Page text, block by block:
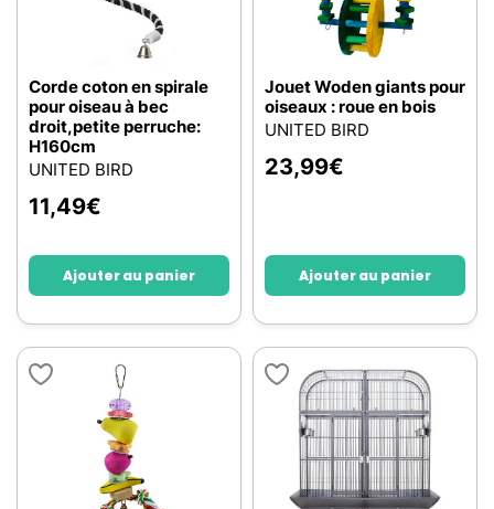
Corde coton en spirale
pour oiseau à bec
droit,petite perruche:
H160cm
UNITED BIRD
11,49€
Ajouter au panier
Jouet Woden giants pour
oiseaux : roue en bois
UNITED BIRD
23,99€
Ajouter au panier